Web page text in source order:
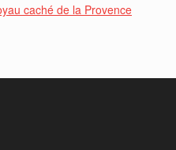
caché de la Provence